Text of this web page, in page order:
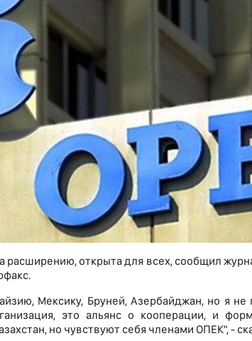
расширению, открыта для всех, сообщил
Мексику, Бруней, Азербайджан, но я
это альянс о кооперации, и
но чувствуют себя членами ОПЕК", -